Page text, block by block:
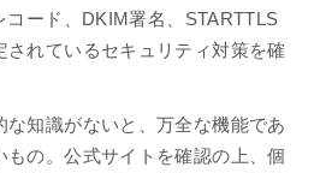
コード、DKIM署名、STARTTLS
されているセキュリティ対策を確
な知識がないと、万全な機能であ
もの。公式サイトを確認の上、個